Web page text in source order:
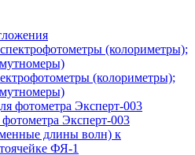
(колориметры);
Эксперт-003